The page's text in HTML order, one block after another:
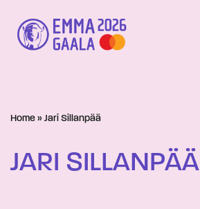
Siirry
suoraan
Home » Jari Sillanpää
JARI SILLANPÄÄ